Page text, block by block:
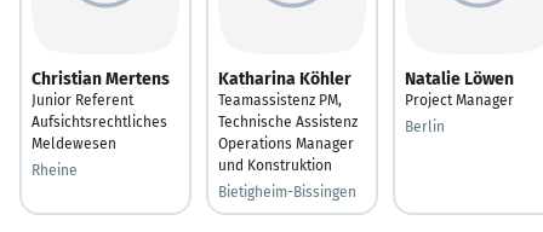
Christian Mertens
Junior Referent
Aufsichtsrechtliches
Meldewesen
Rheine
Katharina Köhler
Teamassistenz PM,
Technische Assistenz
Operations Manager
und Konstruktion
Bietigheim-Bissingen
Natalie Löwen
Project Manager
Berlin